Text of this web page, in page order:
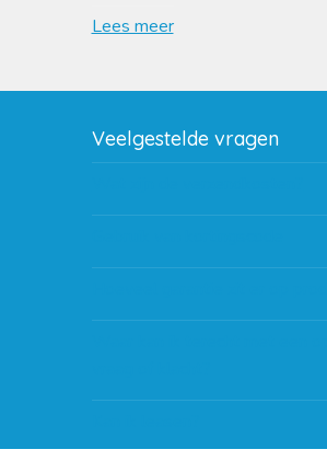
Lees meer
Veelgestelde vragen